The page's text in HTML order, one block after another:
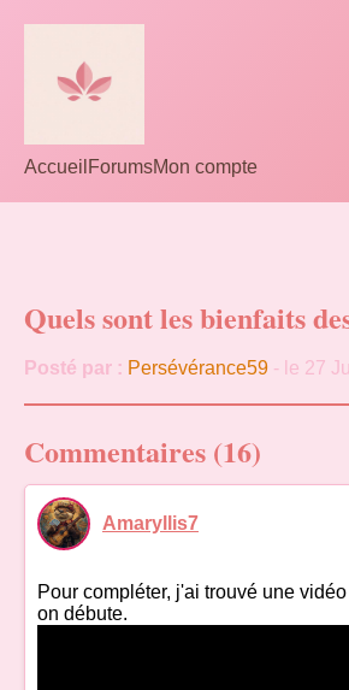
Accueil ForumsMon compte
Quels sont les bienfaits
Posté par : Persévérance59 - le 27
Commentaires (16)
Amaryllis7
Pour compléter, j'ai trouvé une
on débute.